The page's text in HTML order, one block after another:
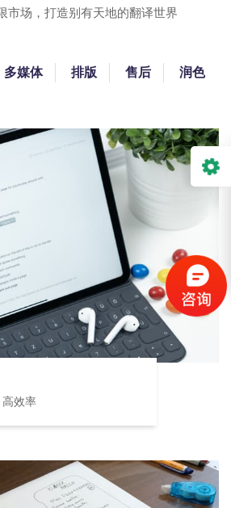
市场，打造别有天地的翻译世界
多媒体 排版 售后 润色
效率